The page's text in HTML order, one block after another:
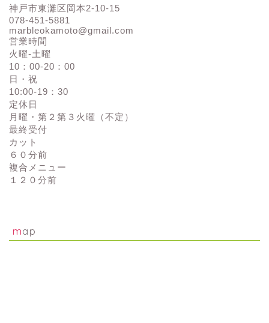
神戸市東灘区岡本2-10-15
078-451-5881
marbleokamoto@gmail.com
営業時間
火曜-土曜
10：00-20：00
日・祝
10:00-19：30
定休日
月曜・第２第３火曜（不定）
最終受付
カット
６０分前
複合メニュー
１２０分前
map